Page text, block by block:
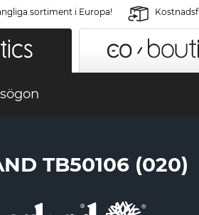
sortiment i Europa!
TB50106 (020)